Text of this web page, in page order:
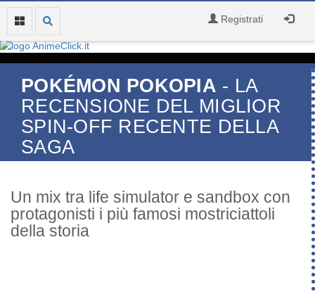
Registrati
POKÉMON POKOPIA - LA
RECENSIONE DEL MIGLIOR
SPIN-OFF RECENTE DELLA
SAGA
Un mix tra life simulator e sandbox con
protagonisti i più famosi mostriciattoli
della storia